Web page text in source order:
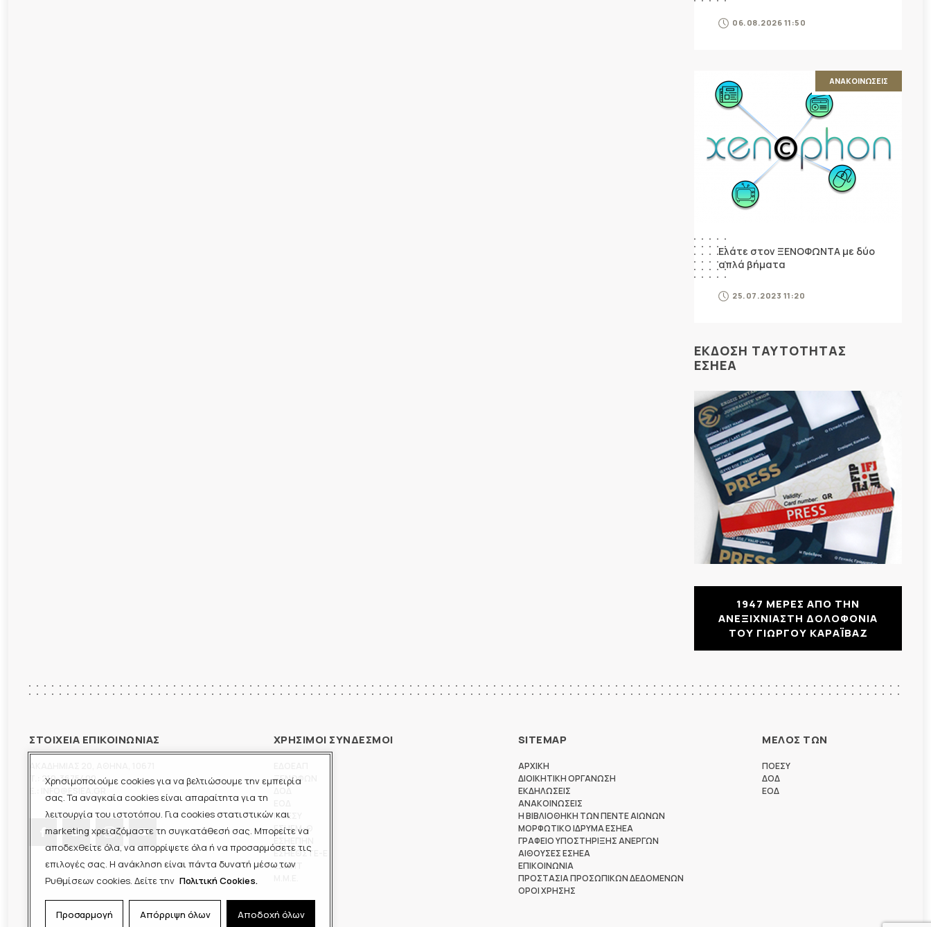
Χρησιμοποιούμε cookies για να βελτιώσουμε την εμπειρία
σας. Τα αναγκαία cookies είναι απαραίτητα για τη
λειτουργία του ιστοτόπου. Για cookies στατιστικών και
marketing χρειαζόμαστε τη συγκατάθεσή σας. Μπορείτε να
αποδεχθείτε όλα, να απορρίψετε όλα ή να προσαρμόσετε τις
επιλογές σας. Η ανάκληση είναι πάντα δυνατή μέσω των
Ρυθμίσεων cookies. Δείτε την Πολιτική Cookies.
Προσαρμογή Απόρριψη όλων Αποδοχή όλων
06.08.2026 11:50
ΑΝΑΚΟΙΝΩΣΕΙΣ
Ελάτε στον ΞΕΝΟΦΩΝΤΑ με δύο
απλά βήματα
25.07.2023 11:20
ΕΚΔΟΣΗ ΤΑΥΤΟΤΗΤΑΣ
ΕΣΗΕΑ
1947 ΜΕΡΕΣ ΑΠΟ ΤΗΝ
ΑΝΕΞΙΧΝΙΑΣΤΗ ΔΟΛΟΦΟΝΙΑ
ΤΟΥ ΓΙΩΡΓΟΥ ΚΑΡΑΪΒΑΖ
ΣΤΟΙΧΕΙΑ ΕΠΙΚΟΙΝΩΝΙΑΣ
210-3675400
ΧΡΗΣΙΜΟΙ ΣΥΝΔΕΣΜΟΙ
ΞΕΝΟΦΩΝ
ΠΟΕΣΥ
ΕΣΗΕΜ-Θ
ΕΣΗΕΘΣΤΕ-Ε
ΕΣΠΗΤ
SITEMAP
ΑΡΧΙΚΗ
ΔΙΟΙΚΗΤΙΚΗ ΟΡΓΑΝΩΣΗ
ΕΚΔΗΛΩΣΕΙΣ
ΑΝΑΚΟΙΝΩΣΕΙΣ
Η ΒΙΒΛΙΟΘΗΚΗ ΤΩΝ ΠΕΝΤΕ ΑΙΩΝΩΝ
ΜΟΡΦΩΤΙΚΟ ΙΔΡΥΜΑ ΕΣΗΕΑ
ΓΡΑΦΕΙΟ ΥΠΟΣΤΗΡΙΞΗΣ ΑΝΕΡΓΩΝ
ΑΙΘΟΥΣΕΣ ΕΣΗΕΑ
ΕΠΙΚΟΙΝΩΝΙΑ
ΠΡΟΣΤΑΣΙΑ ΠΡΟΣΩΠΙΚΩΝ ΔΕΔΟΜΕΝΩΝ
ΟΡΟΙ ΧΡΗΣΗΣ
ΜΕΛΟΣ ΤΩΝ
ΠΟΕΣΥ
ΔΟΔ
ΕΟΔ